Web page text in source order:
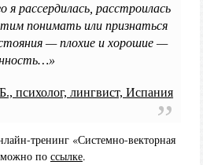
я рассердилась, расстроилась
понимать или признаться
— плохие и хорошие —
психолог, лингвист, Испания
тренинг «Системно-векторная
по ссылке.